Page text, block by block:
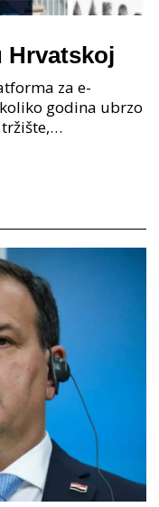
Hrvatskoj
za e-
godina ubrzo